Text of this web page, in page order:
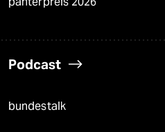
Podcast
bundestalk